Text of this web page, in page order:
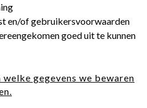
en/of gebruikersvoorwaarden
goed uit te kunnen
gegevens we bewaren